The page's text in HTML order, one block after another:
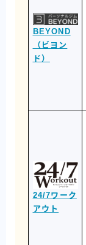
BEYOND
（ビヨン
ド）
24/7ワーク
アウト